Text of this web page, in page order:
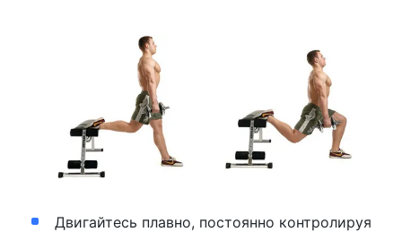
Двигайтесь плавно, постоянно контролируя